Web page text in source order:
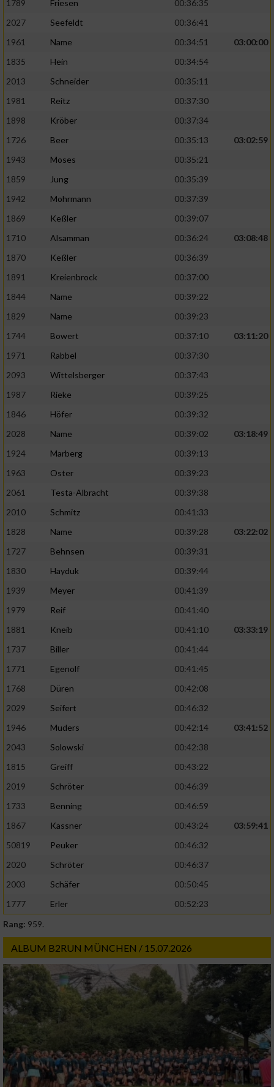
1789 Friesen
00:36:35
2027
Seefeldt
00:36:41
1961
Name 00:34:51
03:00:00
1835
Hein
00:34:54
2013
Schneider
00:35:11
1981
Reitz
00:37:30
1898
Kröber
00:37:34
1726
Beer 00:35:13
03:02:59
1943
Moses
00:35:21
1859
Jung
00:35:39
1942
Mohrmann
00:37:39
1869
Keßler
00:39:07
1710
Alsamman 00:36:24
03:08:48
1870
Keßler
00:36:39
1891
Kreienbrock
00:37:00
1844
Name
00:39:22
1829
Name
00:39:23
1744
Bowert 00:37:10
03:11:20
1971
Rabbel
00:37:30
2093
Wittelsberger
00:37:43
1987
Rieke
00:39:25
1846
Höfer
00:39:32
2028
Name 00:39:02
03:18:49
1924
Marberg
00:39:13
1963
Oster
00:39:23
2061
Testa-Albracht
00:39:38
2010
Schmitz
00:41:33
1828
Name 00:39:28
03:22:02
1727
Behnsen
00:39:31
1830
Hayduk
00:39:44
1939
Meyer
00:41:39
1979
Reif
00:41:40
1881
Kneib 00:41:10
03:33:19
1737
Biller
00:41:44
1771
Egenolf
00:41:45
1768
Düren
00:42:08
2029
Seifert
00:46:32
1946
Muders 00:42:14
03:41:52
2043
Solowski
00:42:38
1815
Greiff
00:43:22
2019
Schröter
00:46:39
1733
Benning
00:46:59
1867
Kassner 00:43:24
03:59:41
50819
Peuker
00:46:32
2020
Schröter
00:46:37
2003
Schäfer
00:50:45
1777
Erler
00:52:23
Rang: 959.
ALBUM B2RUN MÜNCHEN / 15.07.2026